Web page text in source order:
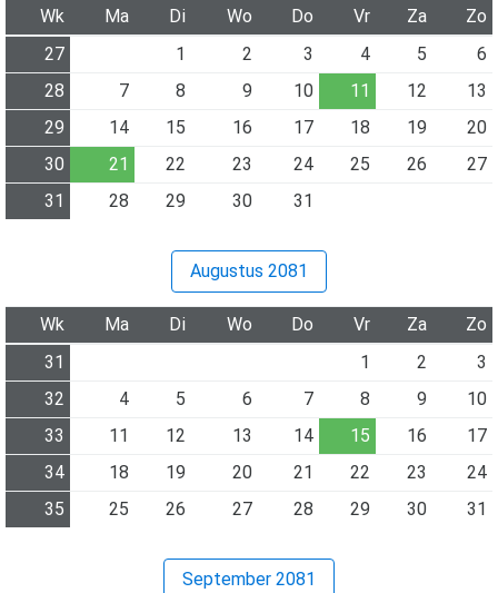
Wk Ma Di Wo Do Vr Za
Zo
27
1 2 3 4 5
6
28
7 8 9 10 11 12
13
29
14 15 16 17 18 19
20
30
21 22 23 24 25 26
27
31
28 29 30 31
Augustus 2081
Wk Ma Di Wo Do Vr Za
Zo
31
1 2
3
32
4 5 6 7 8 9
10
33
11 12 13 14 15 16
17
34
18 19 20 21 22 23
24
35
25 26 27 28 29 30 31
September 2081